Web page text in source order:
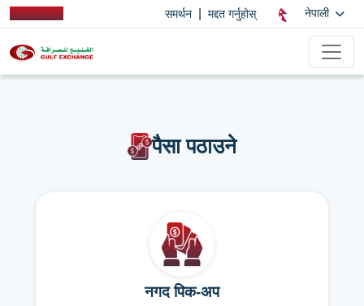
समर्थन मद्दत गर्नुहोस् नेपाली
पैसा पठाउने
नगद पिक-अप